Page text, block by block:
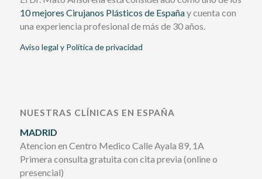
10 mejores Cirujanos Plásticos de Españay cuenta con
una experiencia profesional de más de 30 años.
Aviso legal y Política de privacidad
NUESTRAS CLÍNICAS EN ESPAÑA
MADRID
Atencion en Centro Medico Calle Ayala 89, 1A
Primera consulta gratuita con cita previa (online o
presencial)